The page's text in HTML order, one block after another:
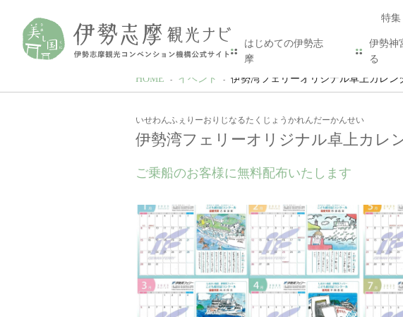
特集
はじめての伊勢志
摩
伊勢神
る
HOME
イベント 伊勢湾フェリーオリジナル卓上カレン
いせわんふぇりーおりじなるたくじょうかれんだーかんせい
伊勢湾フェリーオリジナル卓上カレ
ご乗船のお客様に無料配布いたします